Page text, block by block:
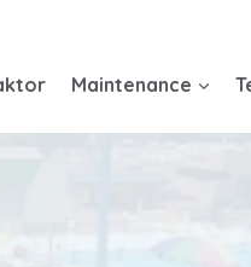
Maintenance